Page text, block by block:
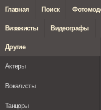
Главная Поиск
Визажисты Видеографы
Другие
Актеры
Вокалисты
Танцоры